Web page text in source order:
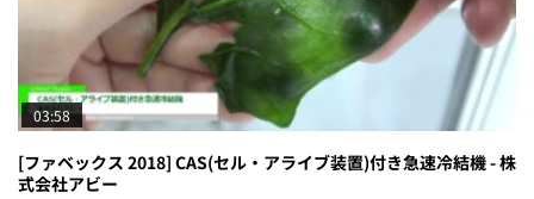
03:58
[ファベックス 2018] CAS(セル・アライブ装置)付き急速冷結機 - 株
式会社アビー